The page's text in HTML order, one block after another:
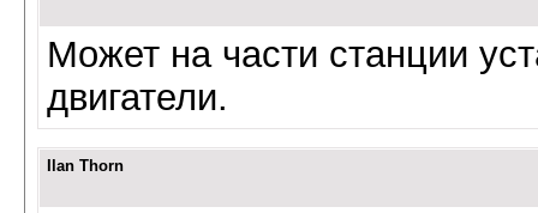
Может на части станции
двигатели.
Ilan Thorn